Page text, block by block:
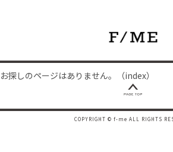
お探しのページはありません。（index）
COPYRIGHT © f-me ALL RIGHTS